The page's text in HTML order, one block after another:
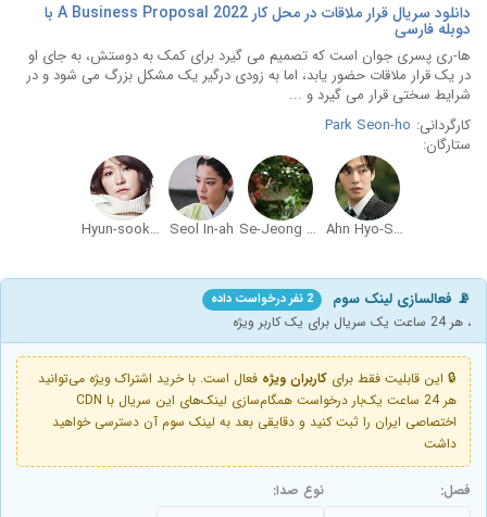
دانلود سریال قرار ملاقات در محل کار A Business Proposal 2022 با
دوبله فارسی
ها-ری پسری جوان است که تصمیم می گیرد برای کمک به دوستش، به جای او
در یک قرار ملاقات حضور یابد، اما به زودی درگیر یک مشکل بزرگ می شود و در
شرایط سختی قرار می گیرد و ...
کارگردانی: Park Seon-ho
ستارگان:
Ahn Hyo-Seop
Se-Jeong Kim
Seol In-ah
Hyun-sook Kim
📡 فعالسازی لینک سوم 2 نفر درخواست داده
، هر 24 ساعت یک سریال برای یک کاربر ویژه
🔒 این قابلیت فقط برای کاربران ویژه فعال است. با خرید اشتراک ویژه می‌توانید
هر 24 ساعت یک‌بار درخواست همگام‌سازی لینک‌های این سریال با CDN
اختصاصی ایران را ثبت کنید و دقایقی بعد به لینک سوم آن دسترسی خواهید
داشت
فصل: نوع صدا: